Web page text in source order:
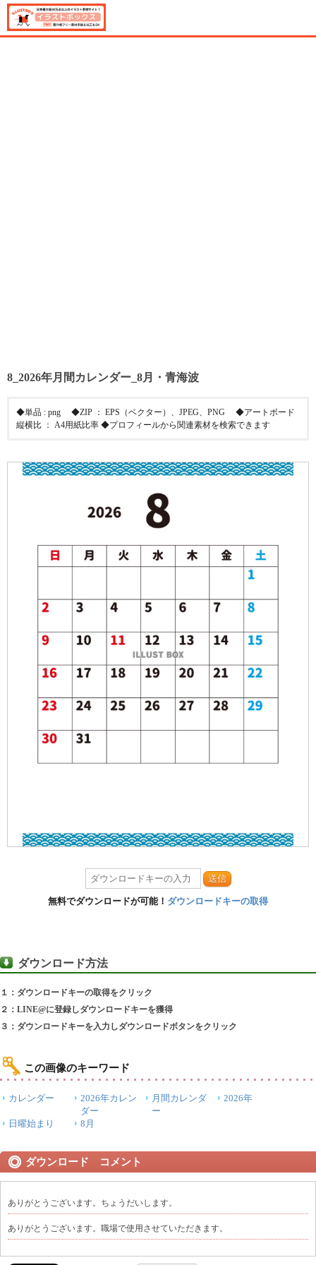
8_2026年月間カレンダー_8月・青海波
◆単品 : png ◆ZIP ： EPS（ベクター）、JPEG、PNG ◆アートボード
縦横比 ： A4用紙比率 ◆プロフィールから関連素材を検索できます
送信
無料でダウンロードが可能！ ダウンロードキーの取得
ダウンロード方法
１：ダウンロードキーの取得をクリック
２：LINE@に登録しダウンロードキーを獲得
３：ダウンロードキーを入力しダウンロードボタンをクリック
この画像のキーワード
カレンダー
2026年カレン
ダー
月間カレンダ
ー
2026年
日曜始まり 8月
ダウンロード コメント
ありがとうございます。ちょうだいします。
ありがとうございます。職場で使用させていただきます。